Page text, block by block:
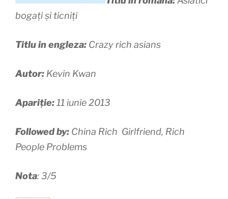
bogați și ticniți
Titlu in engleza: Crazy rich asians
Autor: Kevin Kwan
Apariție:11 iunie 2013
Followed by: China Rich Girlfriend, Rich
People Problems
Nota: 3/5